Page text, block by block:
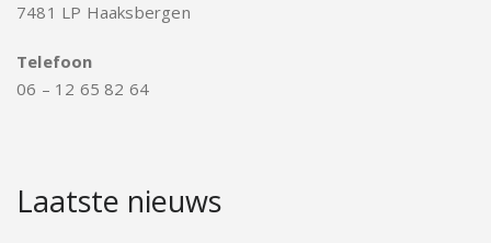
7481 LP Haaksbergen
Telefoon
06 – 12 65 82 64
Laatste nieuws